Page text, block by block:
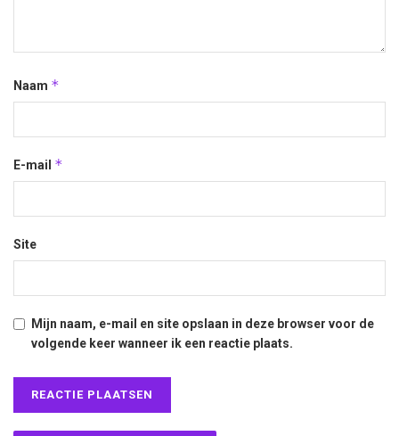
Naam *
E-mail *
Site
Mijn naam, e-mail en site opslaan in deze browser voor de
volgende keer wanneer ik een reactie plaats.